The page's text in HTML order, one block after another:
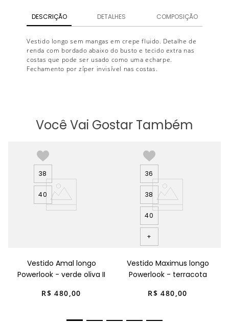
DESCRIÇÃO DETALHES COMPOSIÇÃO
Vestido longo sem mangas em crepe fluido. Detalhe de
renda com bordado abaixo do busto e tecido extra nas
costas que pode ser usado como uma echarpe.
Fechamento por zíper invisível nas costas.
Você Vai Gostar Também
38
40
Vestido Amal longo
Powerlook - verde oliva II
R$ 480,00
36
38
40
+
Vestido Maximus longo
Powerlook - terracota
R$ 480,00